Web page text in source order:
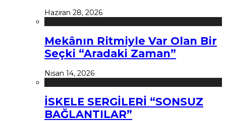
Haziran 28, 2026
Mekânın Ritmiyle Var Olan Bir
Seçki “Aradaki Zaman”
Nisan 14, 2026
İSKELE SERGİLERİ “SONSUZ
BAĞLANTILAR”